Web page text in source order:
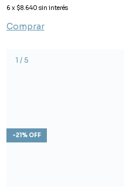
6 x $8.640 sin interés
Comprar
1 / 5
-21% OFF